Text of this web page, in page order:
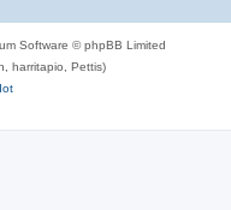
Software © phpBB Limited
harritapio, Pettis)